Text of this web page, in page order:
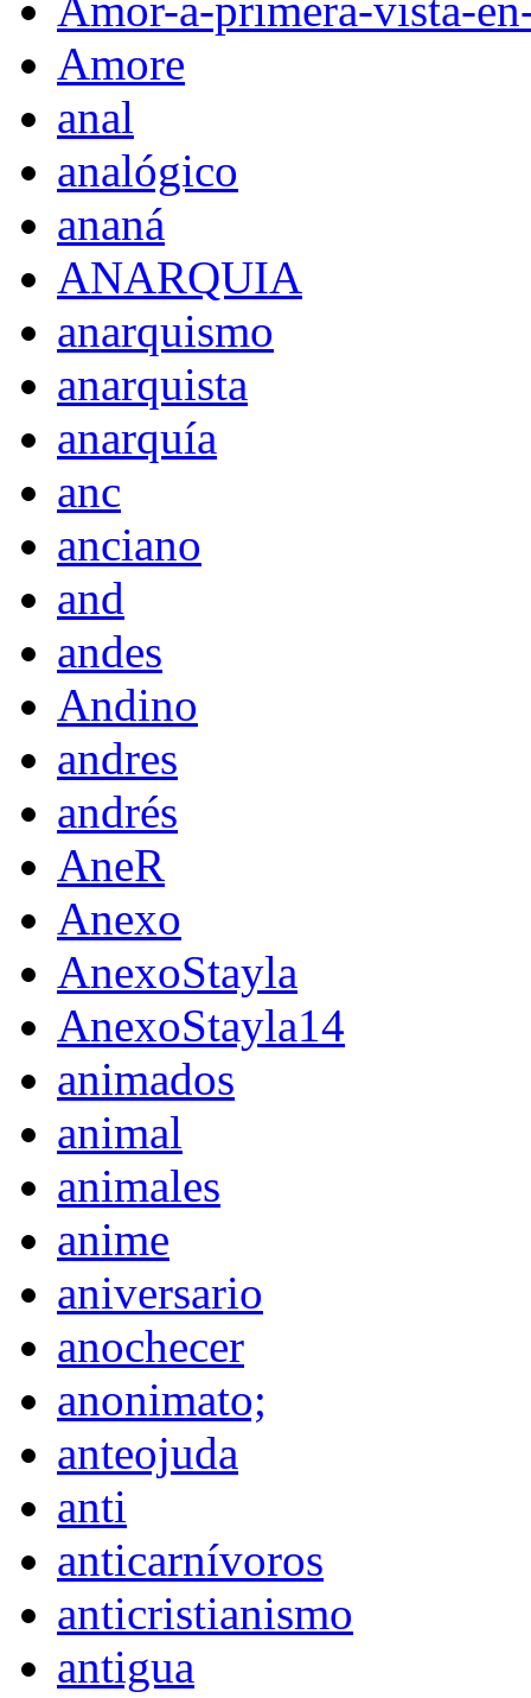
Amor-a-primera-vista-
Amore
anal
analógico
ananá
ANARQUIA
anarquismo
anarquista
anarquía
anc
anciano
and
andes
Andino
andres
andrés
AneR
Anexo
AnexoStayla
AnexoStayla14
animados
animal
animales
anime
aniversario
anochecer
anonimato;
anteojuda
anti
anticarnívoros
anticristianismo
antigua